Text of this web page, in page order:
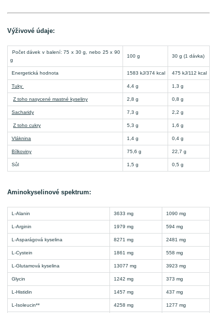
Výživové údaje:
Počet dávek v balení: 75 x 30 g, nebo 25 x 90
g
100 g 30 g (1 dávka)
Energetická hodnota 1583 kJ/374 kcal 475 kJ/112 kcal
Tuky 4,4 g 1,3 g
Z toho nasycené mastné kyseliny 2,8 g 0,8 g
Sacharidy 7,3 g 2,2 g
Z toho cukry 5,3 g 1,6 g
Vláknina 1,4 g 0,4 g
Bílkoviny 75,6 g 22,7 g
Sůl 1,5 g 0,5 g
Aminokyselinové spektrum:
L-Alanin 3633 mg 1090 mg
L-Arginin 1979 mg 594 mg
L-Asparágová kyselina 8271 mg 2481 mg
L-Cystein 1861 mg 558 mg
L-Glutamová kyselina 13077 mg 3923 mg
Glycin 1242 mg 373 mg
L-Histidin 1457 mg 437 mg
L-Isoleucin** 4258 mg 1277 mg